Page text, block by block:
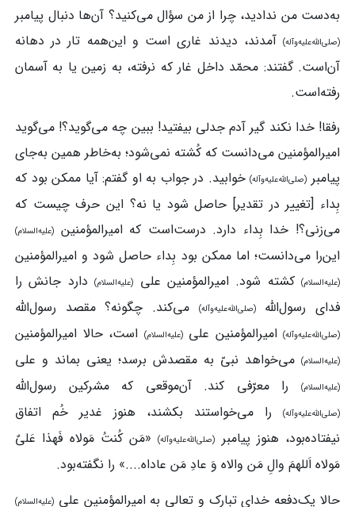
به‌دست من ندادید، چرا از من سؤال می‌کنید؟ آن‌ها دنبال پیامبر
(صلی‌الله‌علیه‌وآله) آمدند، دیدند غاری است و این‌همه تار در دهانه
آن‌است. گفتند: محمّد داخل غار که نرفته، به زمین یا به آسمان
رفته‌است.
رفقا! خدا نکند گیر آدم جدلی بیفتید! ببین چه می‌گوید؟! می‌گوید
امیرالمؤمنین می‌دانست که کُشته نمی‌شود؛ به‌خاطر همین به‌جای
پیامبر (صلی‌الله‌علیه‌وآله)خوابید. در جواب به او گفتم: آیا ممکن بود که
بِداء [تغییر در تقدیر] حاصل شود یا نه؟ این حرف چیست که
می‌زنی؟! خدا بِداء دارد. درست‌است که امیرالمؤمنین (علیه‌السلام)
این‌را می‌دانست؛ اما ممکن بود بِداء حاصل شود و امیرالمؤمنین
(علیه‌السلام) کشته شود. امیرالمؤمنین علی (علیه‌السلام)دارد جانش را
فدای رسول‌الله(صلی‌الله‌علیه‌وآله) می‌کند. چگونه؟ مقصد رسول‌الله
(صلی‌الله‌علیه‌وآله) امیرالمؤمنین علی(علیه‌السلام) است، حالا امیرالمؤمنین
(علیه‌السلام) می‌خواهد نبیّ به مقصدش برسد؛ یعنی بماند و علی
(علیه‌السلام) را معرّفی کند. آن‌موقعی که مشرکین رسول‌الله
(صلی‌الله‌علیه‌وآله)
را می‌خواستند بکشند، هنوز غدیر خُم اتفاق
نیفتاده‌بود، هنوز پیامبر (صلی‌الله‌علیه‌وآله)«مَن کُنتُ مَولاه فَهذا عَلیٌ
مَولاه اَللهمَ والِ مَن والاه وَ عادِ مَن عاداه....» را نگفته‌بود.
حالا یک‌دفعه خدای تبارک و تعالی به امیرالمؤمنین علی (علیه‌السلام)